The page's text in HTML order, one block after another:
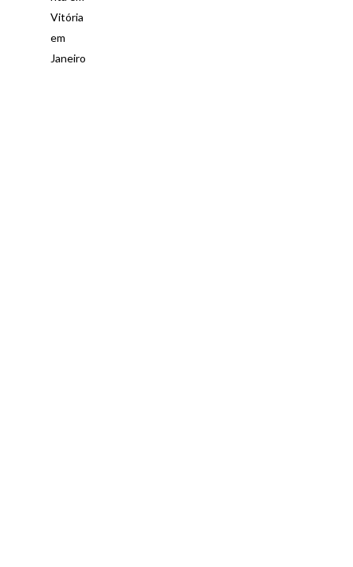
Vitória
em
Janeiro